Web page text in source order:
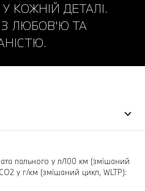
КОЖНІЙ ДЕТАЛІ.
ЛЮБОВ'Ю ТА
пального у л/100 км (змішаний
у г/км (змішаний цикл, WLTP):